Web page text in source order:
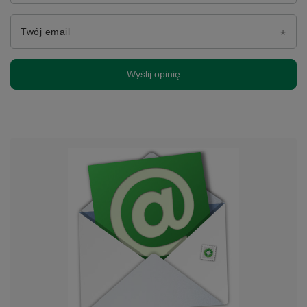
Twój email
Wyślij opinię